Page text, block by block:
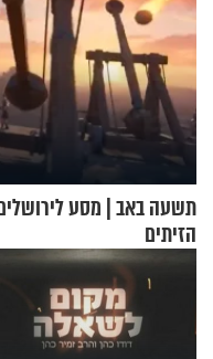
תשעה באב | מסע
הזיתים